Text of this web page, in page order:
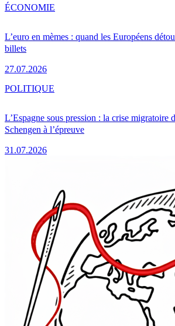
L’euro en mèmes : quand les Européens
billets
27.07.2026
ÉCONOMIE
L’Espagne sous pression : la crise migratoire
Schengen à l’épreuve
31.07.2026
POLITIQUE